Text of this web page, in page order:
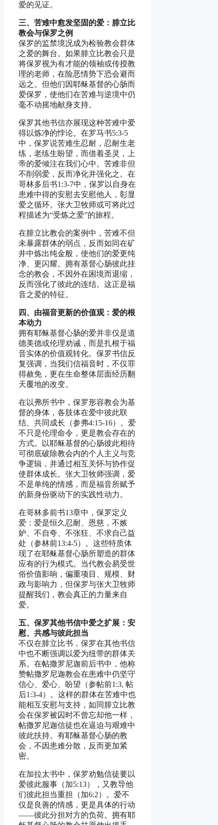
爱的见证。
三、苦难中愈发坚固的爱：腓立比
教会与保罗之例
保罗的监禁境况成为检验教会群体
之爱的舞台。如果腓立比教会只是
将保罗视为有才能的领袖或传授教
理的老师，在险恶情势下恐会避而
远之。但他们因耶稣基督的心肠而
爱保罗，使他们在苦难与逆境中仍
毫不动摇地献身支持。
保罗其他书信亦展现这种苦难中爱
得以炼净的悖论。在罗马书5:3-5
中，保罗说苦难生忍耐，忍耐生老
练，老练生盼望，而借着圣灵，上
帝的爱倾注在我们心中。苦难非但
不削弱爱，反而净化并强化之。在
哥林多后书1:3-7中，保罗以自身在
患难中得的安慰去安慰他人，彰显
爱之循环。张大卫牧师或可将此过
程描述为“受炼之爱”的旅程。
在腓立比教会的案例中，苦难不但
未暴露群体的弱点，反而如同在矿
井中炼出纯金般，使他们的爱更纯
净、更闪耀。拥有基督心肠彼此挂
念的教会，不因外在困境而退缩，
反而强化了彼此的连结。这正是福
音之爱的特征。
四、由福音更新的价值观：爱的根
本动力
拥有耶稣基督心肠的爱并非仅是道
德美德或伦理劝诫，而是扎根于福
音实体的价值观转化。保罗书信反
复强调，当我们信福音时，不仅罪
得赦免，更在生命整体层面经历翻
天覆地的改变。
在以弗所书中，保罗形容教会为基
督的身体，各肢体在爱中彼此联
结、共同成长（参弗4:15-16）。爱
不只是伦理命令，更是教会存在的
方式。以耶稣基督的心肠彼此相待
可彻底破除教会内的个人主义与竞
争逻辑，并通过相互关怀与协作促
使群体成长。张大卫牧师强调，爱
不是单纯的情感，而是福音所赋予
的新身份驱动下的实践性动力。
在哥林多前书13章中，保罗定义
爱：爱是恒久忍耐、恩慈，不嫉
妒、不自夸、不张狂、不求自己益
处（参林前13:4-5）。这些特质体
现了在耶稣基督心肠所塑造的群体
应有的行为模式。当代教会易受世
俗价值影响，偏重项目、规模、财
政与影响力，但保罗与张大卫牧师
提醒我们，教会真正的力量来自
爱。
五、保罗其他书信中爱之扩展：安
慰、共感与彼此担当
不仅在腓立比书，保罗在其他书信
中也不断强调以爱为纽带的群体关
系。在帖撒罗尼迦前后书中，他称
赞帖撒罗尼迦教会在患难中仍坚守
信心、爱心、盼望（参帖前1:3, 帖
后1:3-4）。这样的群体在苦难中也
能相互安慰与支持，如同腓立比教
会在保罗被囚时不曾忘却他一样，
帖撒罗尼迦信徒也在逼迫与艰难中
彼此扶持。有耶稣基督心肠的教
会，不因患难分散，反而更加紧
密。
在加拉太书中，保罗劝勉信徒要以
爱彼此服事（加5:13），又教导他
们彼此担当重担（加6:2）。爱不
仅是良善的情感，更是具体的行动
——彼此分担对方的负荷。拥有耶